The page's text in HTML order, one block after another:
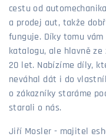
cestu od
a prodej aut, takže
funguje. Díky tomu
katalogu, ale hlavně
20 let. Nabízíme díly,
neváhal dát i do
o zákazníky staráme
starali o nás.
Jiří Mosler - majitel